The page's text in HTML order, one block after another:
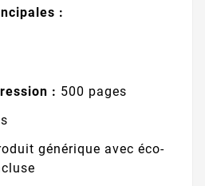
:
: 500 pages
générique avec éco-